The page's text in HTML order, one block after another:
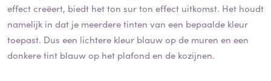
effect creëert, biedt het ton sur ton effect uitkomst. Het houdt
namelijk in dat je meerdere tinten van een bepaalde kleur
toepast. Dus een lichtere kleur blauw op de muren en een
donkere tint blauw op het plafond en de kozijnen.